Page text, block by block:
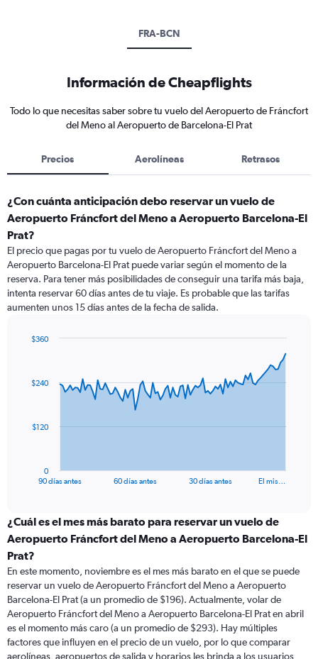
FRA-BCN
Información de Cheapflights
Todo lo que necesitas saber sobre tu vuelo del Aeropuerto de Fráncfort
del Meno al Aeropuerto de Barcelona-El Prat
Precios Aerolíneas Retrasos
¿Con cuánta anticipación debo reservar un vuelo de
Aeropuerto Fráncfort del Meno a Aeropuerto Barcelona-El
Prat?
El precio que pagas por tu vuelo de Aeropuerto Fráncfort del Meno a
Aeropuerto Barcelona-El Prat puede variar según el momento de la
reserva. Para tener más posibilidades de conseguir una tarifa más baja,
intenta reservar 60 días antes de tu viaje. Es probable que las tarifas
aumenten unos 15 días antes de la fecha de salida.
data
The
categories.
Range:
91
categories.
The
chart
has
1
Y
axis
displaying
90 días antes 60 días antes 30 días antes El mis…
0
$120
$240
$360
¿Cuál es el mes más barato para reservar un vuelo de
Aeropuerto Fráncfort del Meno a Aeropuerto Barcelona-El
Prat?
En este momento, noviembre es el mes más barato en el que se puede
reservar un vuelo de Aeropuerto Fráncfort del Meno a Aeropuerto
Barcelona-El Prat (a un promedio de $196). Actualmente, volar de
Aeropuerto Fráncfort del Meno a Aeropuerto Barcelona-El Prat en abril
es el momento más caro (a un promedio de $293). Hay múltiples
factores que influyen en el precio de un vuelo, por lo que comparar
aerolíneas, aeropuertos de salida y horarios les brinda a los usuarios